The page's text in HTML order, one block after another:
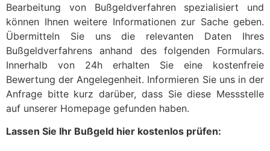
Bearbeitung von Bußgeldverfahren spezialisiert und
können Ihnen weitere Informationen zur Sache geben.
Übermitteln Sie uns die relevanten Daten Ihres
Bußgeldverfahrens anhand des folgenden Formulars.
Innerhalb von 24h erhalten Sie eine kostenfreie
Bewertung der Angelegenheit. Informieren Sie uns in der
Anfrage bitte kurz darüber, dass Sie diese Messstelle
auf unserer Homepage gefunden haben.
Lassen Sie Ihr Bußgeld hier kostenlos prüfen: